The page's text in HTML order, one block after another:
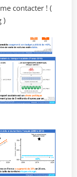
contacter ! (
)